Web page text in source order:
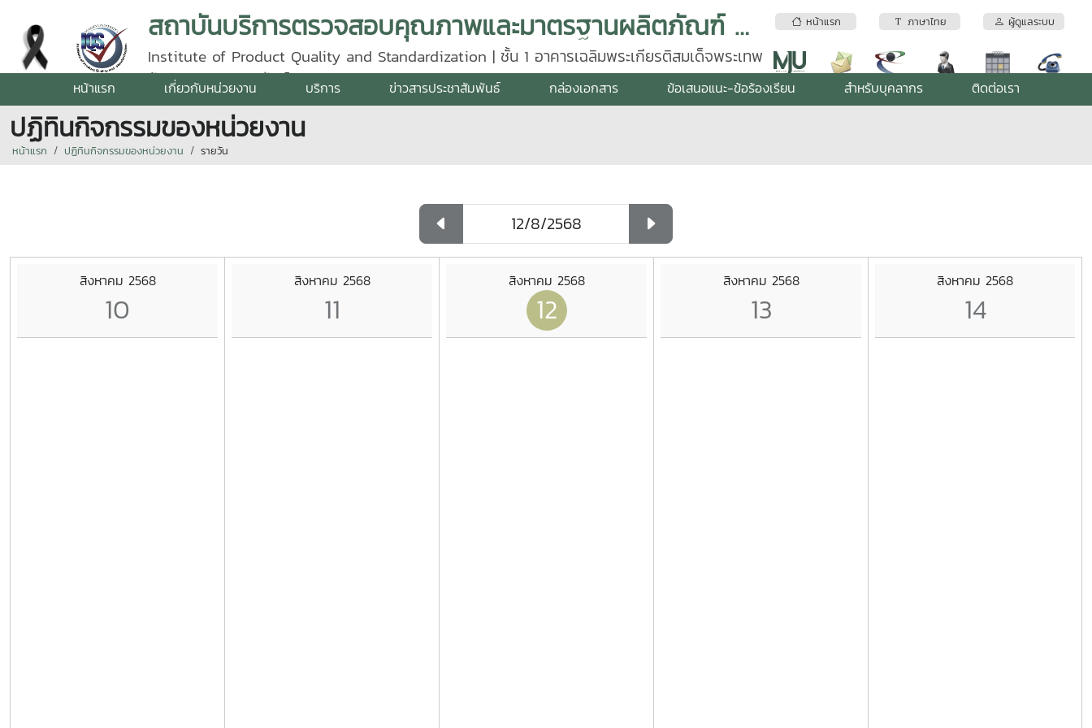
หน้าแรก ภาษาไทย ผู้ดูแลระบบ
สถาบันบริการตรวจสอบคุณภาพและมาตรฐานผลิตภัณฑ์ มหาวิทยาลัยแม่โจ้
Institute of Product Quality and Standardization | ชั้น 1 อาคารเฉลิมพระเกียรติสมเด็จพระเทพ
รัตนราชสุดา | โทรศัพท์ 0 5387 5640
หน้าแรก เกี่ยวกับหน่วยงาน บริการ ข่าวสารประชาสัมพันธ์ กล่องเอกสาร ข้อเสนอแนะ-ข้อร้องเรียน สำหรับบุคลากร ติดต่อเรา
ปฏิทินกิจกรรมของหน่วยงาน
หน้าแรก ปฏิทินกิจกรรมของหน่วยงาน รายวัน
สิงหาคม 2568
10
สิงหาคม 2568
11
สิงหาคม 2568
12
สิงหาคม 2568
13
สิงหาคม 2568
14